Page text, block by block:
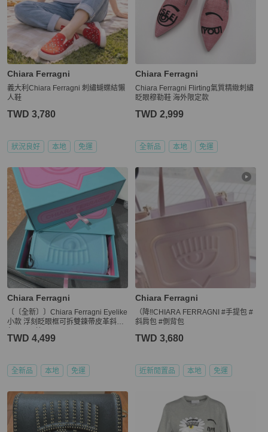
Chiara Ferragni
義大利Chiara Ferragni 刺繡蝴蝶結懶
人鞋
TWD 3,780
狀況良好 本地 免運
Chiara Ferragni
Chiara Ferragni Flirting氣質精緻刺繡
眨眼穆勒鞋 海外限定款
TWD 2,999
全新品 本地 免運
Chiara Ferragni
〔〔全新〕〕Chiara Ferragni Eyelike
小款 浮刻眨眼框可拆雙鍊帶皮革斜背
TWD 4,499
全新品 本地 免運
Chiara Ferragni
（降‼️CHIARA FERRAGNI #手提包 #
斜肩包 #側背包
TWD 3,680
近新閒置品 本地 免運